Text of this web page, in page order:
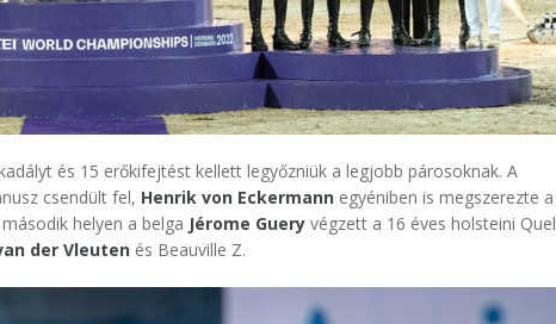
és 15 erőkifejtést kellett legyőzniük a legjobb párosoknak. A
csendült fel, Henrik von Eckermann egyéniben is megszerezte a
helyen a belga Jérome Guery végzett a 16 éves holsteini Quel
der Vleuten és Beauville Z.